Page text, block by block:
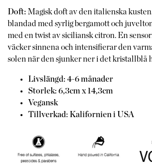
Doft: Magisk doft av den italienska
blandad med syrlig bergamott och
med en twist av siciliansk citron. En
väcker sinnena och intensifierar den
solen när den sjunker ner i det kristallblå
Livslängd: 4-6 månader
Storlek: 6,3cm x 14,3cm
Vegansk
Tillverkad: Kalifornien i USA